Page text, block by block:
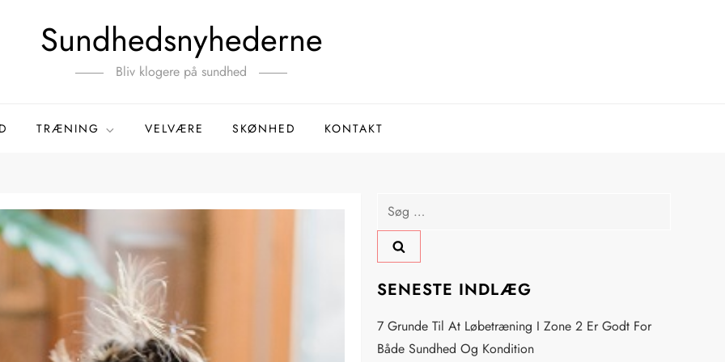
Sundhedsnyhederne
Bliv klogere på sundhed
TRÆNING VELVÆRE SKØNHED KONTAKT
Søg
efter:
SENESTE INDLÆG
7 Grunde Til At Løbetræning I Zone 2 Er Godt For
Både Sundhed Og Kondition